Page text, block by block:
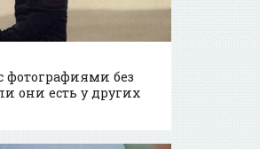
фотографиями без
они есть у других